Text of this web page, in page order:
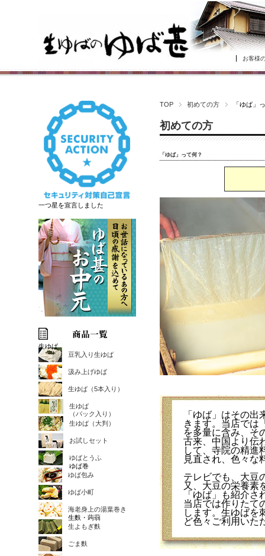
お客様
TOP 初めての方 「ゆば」
初めての方
「ゆば」って何？
「ゆば」はその
きます。当店では
を多量に含み、そ
古来、中国より伝
して、寺院の精進
見直され、色々な
テレビでも、大豆
又、大豆の栄養素
「ゆば」も紹介さ
当店では作りたて
します。生ゆばを
ど色々ご利用いた
一つ星を宣言しました
生ゆば
豆乳入り生ゆば
汲み上げゆば
生ゆば（5本入り）
生ゆば
（パック入り）
生ゆば（大判）
お試しセット
ゆばとうふ
ゆば巻
ゆば包み
ゆば小町
海老身上の湯葉巻き
生麩・蒟蒻
生よもぎ麩
ごま麩